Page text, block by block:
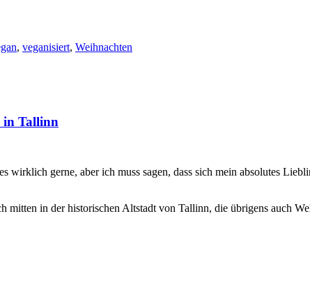
, veganisiert, Weihnachten
in Tallinn
wirklich gerne, aber ich muss sagen, dass sich mein absolutes
in der historischen Altstadt von Tallinn, die übrigens auch